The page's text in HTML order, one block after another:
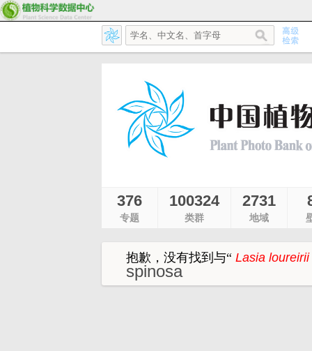
376
专题
100324
类群
2731
地域
抱歉，没有找到与“Lasia loureirii
spinosa